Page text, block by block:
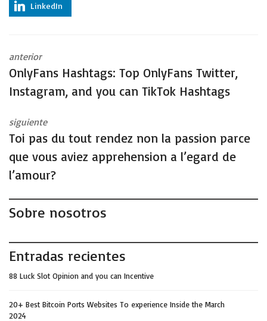
LinkedIn
anterior
OnlyFans Hashtags: Top OnlyFans Twitter,
Instagram, and you can TikTok Hashtags
siguiente
Toi pas du tout rendez non la passion parce
que vous aviez apprehension a l’egard de
l’amour?
Sobre nosotros
Entradas recientes
88 Luck Slot Opinion and you can Incentive
20+ Best Bitcoin Ports Websites To experience Inside the March
2024